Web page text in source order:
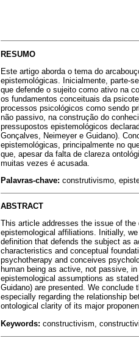
RESUMO
Este artigo aborda o tema do
epistemológicas. Inicialmente, parte-
que defende o sujeito como ativo na
os fundamentos conceituais da
processos psicológicos como sendo
não passivo, na construção do
pressupostos epistemológicos
Gonçalves, Neimeyer e Guidano).
epistemológicas, principalmente no
que, apesar da falta de clareza
muitas vezes é acusada.
Palavras-chave: construtivismo,
ABSTRACT
This article addresses the issue of
epistemological affiliations. Initially,
definition that defends the subject as
characteristics and conceptual
psychotherapy and conceives
human being as active, not passive,
epistemological assumptions as
Guidano) are presented. We
especially regarding the relationship
ontological clarity of its major
Keywords: constructivism,